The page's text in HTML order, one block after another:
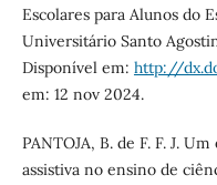
Escolares para Alunos do
Universitário Santo
Disponível em: http://
em: 12 nov 2024.
PANTOJA, B. de F. F. J.
assistiva no ensino de